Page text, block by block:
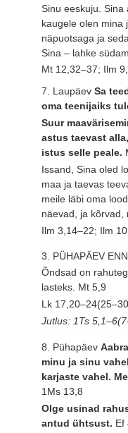
Sinu eeskuju. Sina
kaugele olen mina
näpuotsaga ja
Sina – lahke
Mt 12,32–37; Ilm
7. LaupäevSa
oma teenijaiks
Suur
astus taevast
istus selle peale.
Issand, Sina oled
maa ja taevas
meile läbi oma
näevad, ja kõrvad,
Ilm 3,14–22; Ilm
3. PÜHAPÄEV
Õndsad on
lasteks. Mt 5,9
Lk
Jutlus: 1Ts
8. Pühapäev
minu ja sinu
karjaste vahel.
1Ms 13,8
Olge usinad
antud ühtsust. Ef